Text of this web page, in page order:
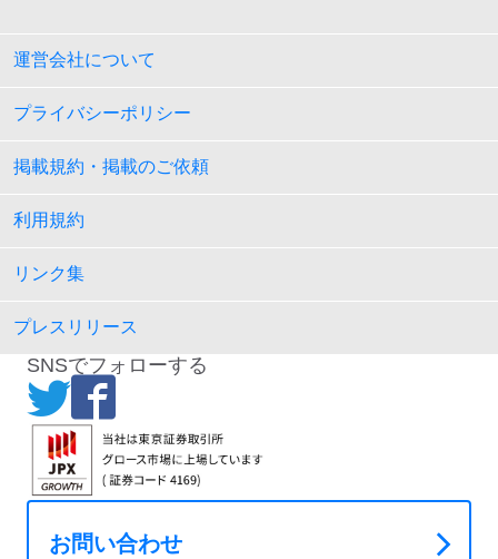
運営会社について
プライバシーポリシー
掲載規約・掲載のご依頼
利用規約
リンク集
プレスリリース
SNSでフォローする
お問い合わせ